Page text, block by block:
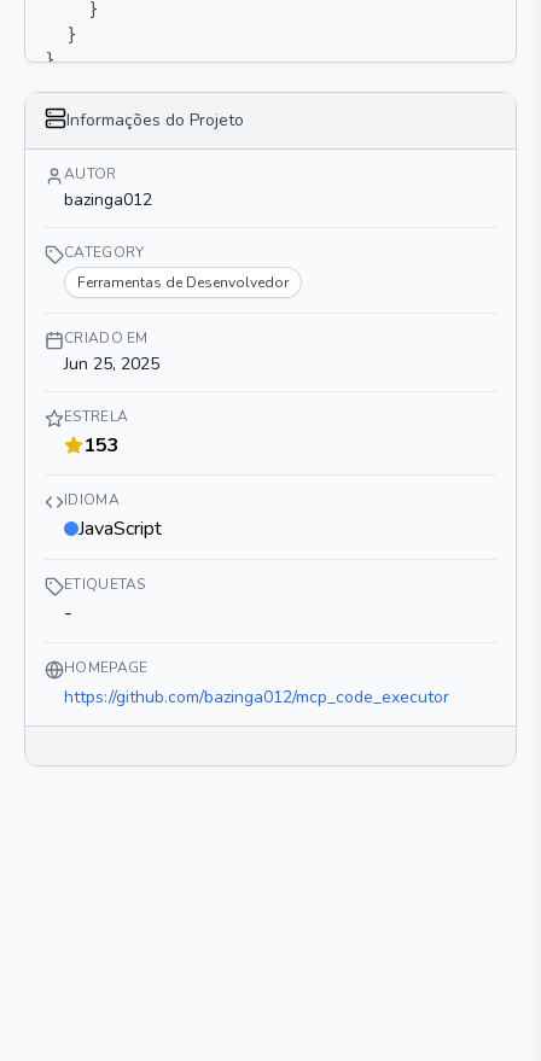
}
}
}
Informações do Projeto
AUTOR
bazinga012
CATEGORY
Ferramentas de Desenvolvedor
CRIADO EM
Jun 25, 2025
ESTRELA
153
IDIOMA
JavaScript
ETIQUETAS
-
HOMEPAGE
https://github.com/bazinga012/mcp_code_executor